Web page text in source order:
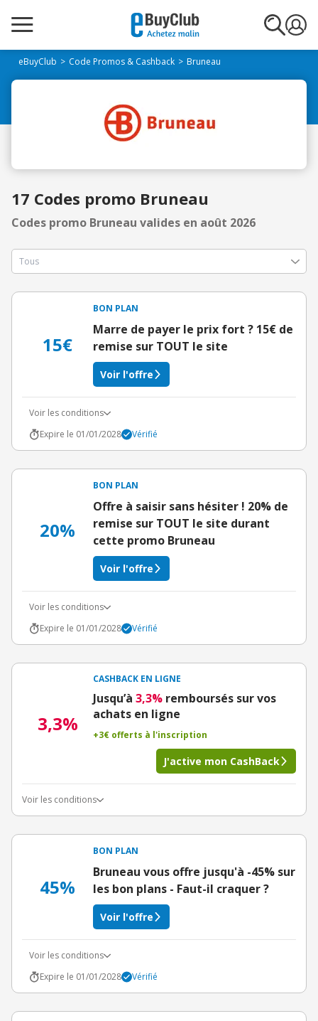
eBuyClub Code Promos & Cashback Bruneau
17 Codes promo Bruneau
Codes promo Bruneau valides en août 2026
15€
BON PLAN
Marre de payer le prix fort ? 15€ de
remise sur TOUT le site
Voir l'offre
Voir les conditions
Expire le 01/01/2028
Vérifié
20%
BON PLAN
Offre à saisir sans hésiter ! 20% de
remise sur TOUT le site durant
cette promo Bruneau
Voir l'offre
Voir les conditions
Expire le 01/01/2028
Vérifié
3,3%
CASHBACK EN LIGNE
Jusqu’à 3,3% remboursés sur vos
achats en ligne
+3€ offerts à l'inscription
J'active mon CashBack
Voir les conditions
45%
BON PLAN
Bruneau vous offre jusqu'à -45% sur
les bon plans - Faut-il craquer ?
Voir l'offre
Voir les conditions
Expire le 01/01/2028
Vérifié